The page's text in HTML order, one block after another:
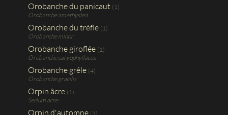
Orobanche du panicaut (1)
Orobanche amethystea
Orobanche du trèfle (1)
Orobanche minor
Orobanche giroflée (1)
Orobanche caryophyllacea
Orobanche grêle (4)
Orobanche gracilis
Orpin âcre (1)
Sedum acre
Orpin d'automne (1)